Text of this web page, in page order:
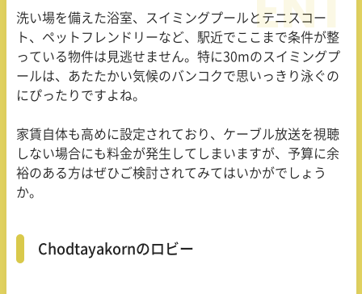
洗い場を備えた浴室、スイミングプールとテニスコー
ト、ペットフレンドリーなど、駅近でここまで条件が整
っている物件は見逃せません。特に30mのスイミングプ
ールは、あたたかい気候のバンコクで思いっきり泳ぐの
にぴったりですよね。
家賃自体も高めに設定されており、ケーブル放送を視聴
しない場合にも料金が発生してしまいますが、予算に余
裕のある方はぜひご検討されてみてはいかがでしょう
か。
Chodtayakornのロビー